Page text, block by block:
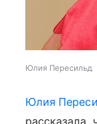
Юлия Пересильд
Юлия
рассказала,